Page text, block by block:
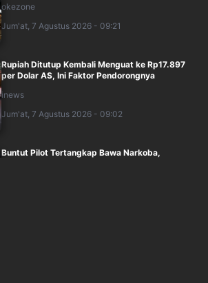
okezone
Jum'at, 7 Agustus 2026 - 09:21
Rupiah Ditutup Kembali Menguat ke Rp17.897
per Dolar AS, Ini Faktor Pendorongnya
inews
Jum'at, 7 Agustus 2026 - 09:02
Buntut Pilot Tertangkap Bawa Narkoba,